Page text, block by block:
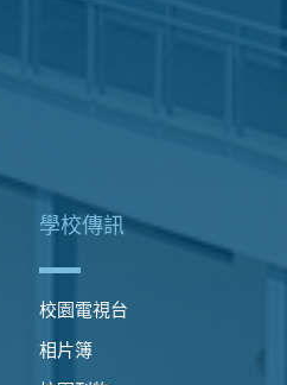
學校傳訊
校園電視台
相片簿